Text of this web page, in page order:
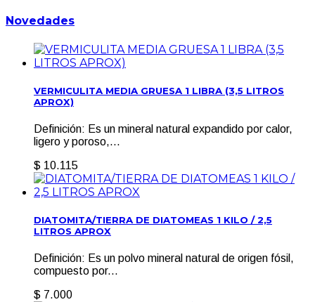
Novedades
VERMICULITA MEDIA GRUESA 1 LIBRA (3,5 LITROS
APROX)
Definición: Es un mineral natural expandido por calor,
ligero y poroso,...
$ 10.115
DIATOMITA/TIERRA DE DIATOMEAS 1 KILO / 2,5
LITROS APROX
Definición: Es un polvo mineral natural de origen fósil,
compuesto por...
$ 7.000